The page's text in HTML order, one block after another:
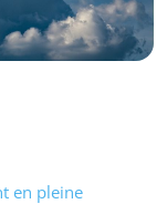
en pleine